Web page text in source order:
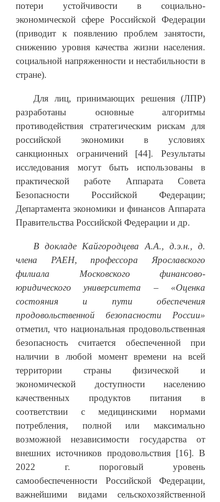
потери устойчивости в социально-
экономической сфере Российской Федерации
(приводит к появлению проблем занятости,
снижению уровня качества жизни населения.
социальной напряженности и нестабильности в
стране).
Для лиц, принимающих решения (ЛПР)
разработаны основные алгоритмы
противодействия стратегическим рискам для
российской экономики в условиях
санкционных ограничений [44]. Результаты
исследования могут быть использованы в
практической работе Аппарата Совета
Безопасности Российской Федерации;
Департамента экономики и финансов Аппарата
Правительства Российской Федерации и др.
В докладе Кайгородцева А.А., д.э.н., д.
члена РАЕН, профессора Ярославского
филиала Московского финансово-
юридического университета – «Оценка
состояния и пути обеспечения
продовольственной безопасности России»
отметил, что национальная продовольственная
безопасность считается обеспеченной при
наличии в любой момент времени на всей
территории страны физической и
экономической доступности населению
качественных продуктов питания в
соответствии с медицинскими нормами
потребления, полной или максимально
возможной независимости государства от
внешних источников продовольствия [16]. В
2022 г. пороговый уровень
самообеспеченности Российской Федерации,
важнейшими видами сельскохозяйственной